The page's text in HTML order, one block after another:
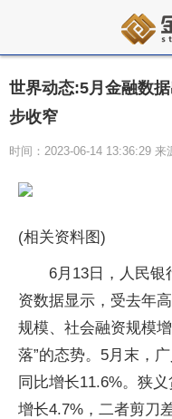
世界动态:5月金融数
步收窄
时间：2023-06-14 13:36:29 来
(相关资料图)
6月13日，人民银
资数据显示，受去年
规模、社会融资规模
落”的态势。5月末，
同比增长11.6%。狭
增长4.7%，二者剪刀